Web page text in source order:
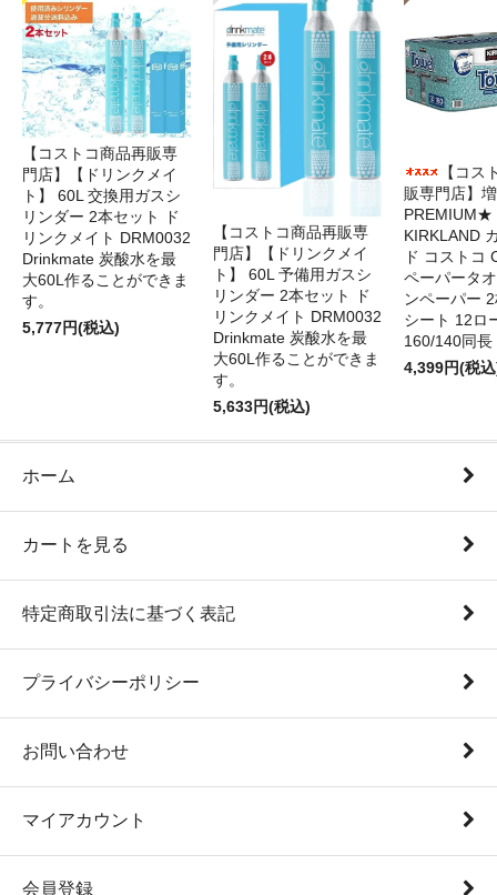
【コストコ商品再販専
門店】【ドリンクメイ
ト】 60L 交換用ガスシ
リンダー 2本セット ド
リンクメイト DRM0032
Drinkmate 炭酸水を最
大60L作ることができま
す。
5,777円(税込)
【コストコ商品再販専
門店】【ドリンクメイ
ト】 60L 予備用ガスシ
リンダー 2本セット ド
リンクメイト DRM0032
Drinkmate 炭酸水を最
大60L作ることができま
す。
5,633円(税込)
【コス
販専門店】
PREMIUM★
KIRKLAND
ド コストコ
ペーパータ
ンペーパー
シート 12ロ
160/140同長
4,399円(税
ホーム
カートを見る
特定商取引法に基づく表記
プライバシーポリシー
お問い合わせ
マイアカウント
会員登録